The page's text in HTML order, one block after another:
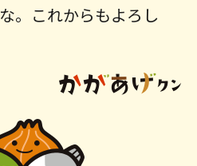
。これからもよろし